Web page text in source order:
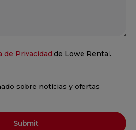
de Privacidad de Lowe Rental.
sobre noticias y ofertas
Submit